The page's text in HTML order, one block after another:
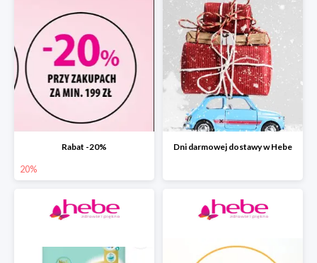
Rabat -20%
20%
Dni darmowej dostawy w Hebe